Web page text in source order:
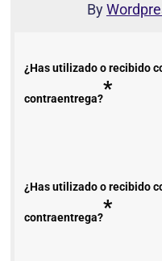
By
¿Has utilizado o recibido
contraentrega?*
¿Has utilizado o recibido
contraentrega?*